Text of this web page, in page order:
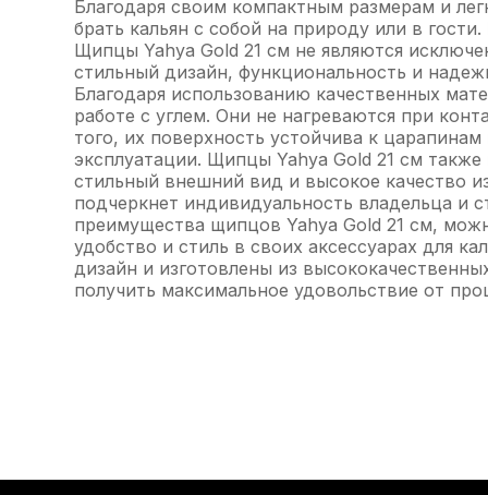
Благодаря своим компактным размерам и
брать кальян с собой на природу или в
Щипцы Yahya Gold 21 см не являются
стильный дизайн, функциональность и
Благодаря использованию качественных
работе с углем. Они не нагреваются при
того, их поверхность устойчива к
эксплуатации. Щипцы Yahya Gold 21 см
стильный внешний вид и высокое качество
подчеркнет индивидуальность владельца и
преимущества щипцов Yahya Gold 21 см,
удобство и стиль в своих аксессуарах для
дизайн и изготовлены из
получить максимальное удовольствие от